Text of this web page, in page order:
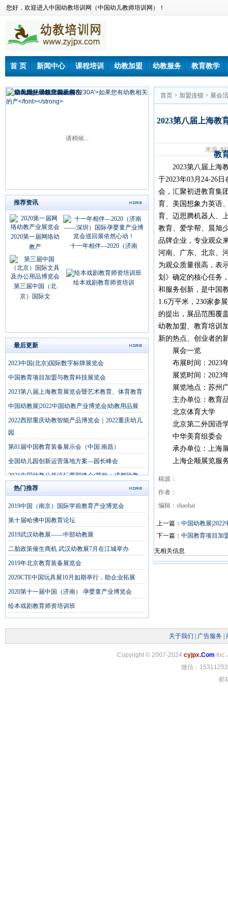
您好，欢迎进入中国幼教培训网（中国幼儿教师培训网）！
首 页 新闻中心 课程培训 幼教加盟 幼教服务 教育教学
请稍候...
推荐资讯
2020第一届网络幼
教产
十一年相伴—2020（济南
第三届中国（北
京）国际文
绘本戏剧教育师资培训
最后更新
2023中国(北京)国际数字标牌展览会
中国教育项目加盟与教育科技展览会
2023第八届上海教育展览会暨艺术教育、体育教育
中国幼教展|2022中国幼教产业博览会|幼教用品展
2022西部重庆幼教智能产品博览会｜2022重庆幼儿
园
第81届中国教育装备展示会（中国.南昌）
全国幼儿园创新运营落地方案—园长峰会
2021中国幼教公益论坛西部峰会(简称：成都幼教
展)热门推荐
2019中国（南京）国际学前教育产业博览会
第十届哈佛中国教育论坛
2019武汉幼教展——中部幼教展
二胎政策催生商机 武汉幼教展7月在江城举办
2019年北京教育装备展览会
2020CTE中国玩具展10月如期举行，助企业拓展
2020第十一届中国（济南） 孕婴童产业博览会
绘本戏剧教育师资培训班
首页 > 加盟连锁 > 展会
2023第八届上海教
教
来源: 时
2023第八届上海教
于2023年03月24-26
会，汇聚初进教育集
育、美国想象力英语
育、迈思腾机器人、
教育、爱学帮、晨旭
品牌企业，专业观众
河南、广东、北京、
为观众质量很高，表
划》确定的核心任务
和服务创新，是中国
1.6万平米，230家参
的提出，展品范围覆
幼教加盟、教育培训
新的热点、创业者的
展会一览
布展时间：2023年
展览时间：2023年
展览地点：苏州广
主办单位：教育品
北京体育大学
北京第二外国语学
中华美育组委会
承办单位：上海展
上海企顺展览服务
稿源：
作者：
编辑：shaohai
上一篇： 中国幼教展
下一篇： 中国教育项目加
无相关信息
关于我们 广告服务
Copyright © 2007-2024 cyjpx.Com
微信：
邮